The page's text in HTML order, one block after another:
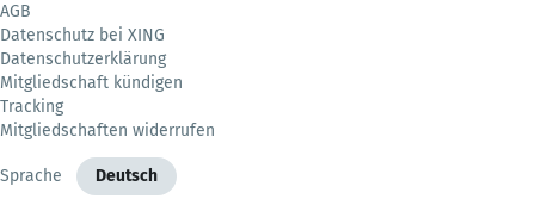
AGB
Datenschutz bei XING
Datenschutzerklärung
Mitgliedschaft kündigen
Tracking
Mitgliedschaften widerrufen
Sprache Deutsch